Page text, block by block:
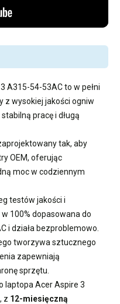
A315-54-53ACto w pełni
z wysokiej jakości ogniw
pracę i długą
tak, aby
OEM, oferując
moc w codziennym
testów jakości i
100% dopasowana do
i działa bezproblemowo.
tworzywa sztucznego
zapewniają
sprzętu.
laptopa Acer Aspire 3
z 12-miesięczną